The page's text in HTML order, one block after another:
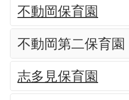
不動岡保育園
不動岡第二保育園
志多見保育園